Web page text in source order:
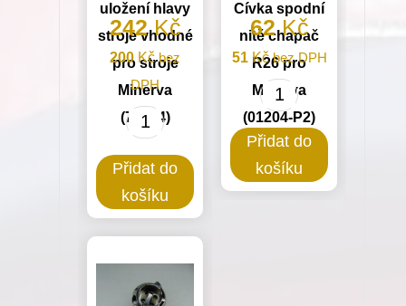
uložení hlavy
stroje vhodné
pro stroje
Minerva
(72524)
242Kč
200 Kčbez
DPH
Gumové
hlavy
stroje
stroje
Přidat do
košíku
Cívka spodní
nitě chapač
R26 pro
Minerva
(01204-P2)
62Kč
51 Kčbez DPH
685030
(Fe)
Cívka
spodní
Přidat do
košíku